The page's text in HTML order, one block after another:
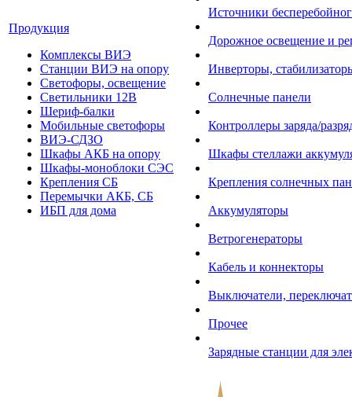
Продукция
Комплексы ВИЭ
Станции ВИЭ на опору
Светофоры, освещение
Светильники 12В
Шериф-балки
Мобильные светофоры
ВИЭ-СДЗО
Шкафы АКБ на опору
Шкафы-моноблоки СЭС
Крепления СБ
Перемычки АКБ, СБ
ИБП для дома
Источники
Дорожное освещение и
Инверторы,
Солнечные панели
Контроллеры заряда/
Шкафы стеллажи
Крепления солнечных
Аккумуляторы
Ветрогенераторы
Кабель и коннекторы
Выключатели,
Прочее
Зарядные станции для